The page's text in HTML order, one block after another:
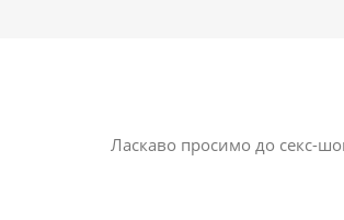
Ласкаво просимо до секс-